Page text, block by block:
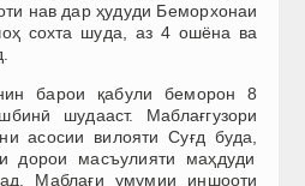
нав дар ҳудуди Беморхонаи
сохта шуда, аз 4 ошёна ва
барои қабули беморон 8
шудааст. Маблағгузори
асосии вилояти Суғд буда,
дорои масъулияти маҳдуди
Маблағи умумии иншооти